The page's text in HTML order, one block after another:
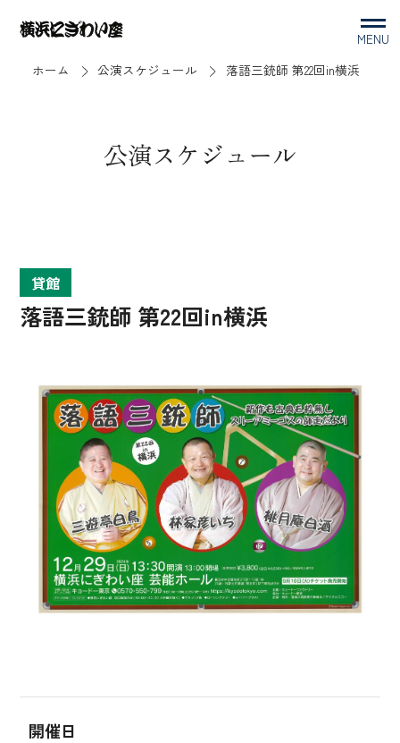
MENU
ホーム
公演スケジュール 落語三銃師 第22回in横浜
公演スケジュール
貸館
落語三銃師 第22回in横浜
開催日